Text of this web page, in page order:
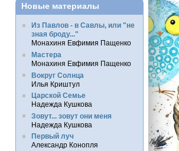
Новые материалы
Из Павлов - в Савлы, или "не
зная броду..."
Монахиня Евфимия Пащенко
Мастера
Монахиня Евфимия Пащенко
Вокруг Солнца
Илья Криштул
Царской Семье
Надежда Кушкова
Зовут... зовут они меня
Надежда Кушкова
Первый луч
Александр Конопля